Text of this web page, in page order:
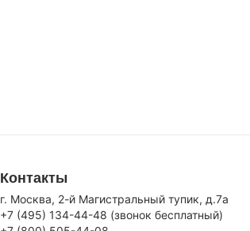
Контакты
г. Москва, 2-й Магистральный тупик, д.7a
+7 (495) 134-44-48 (звонок бесплатный)